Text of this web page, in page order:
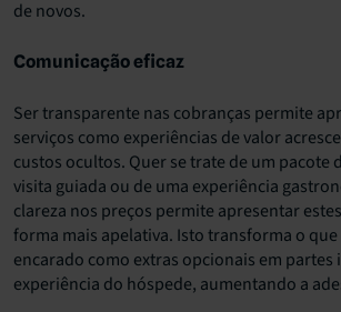
de novos.
Comunicação eficaz
Ser transparente nas cobranças permite
serviços como experiências de valor
custos ocultos. Quer se trate de um pacote
visita guiada ou de uma experiência
clareza nos preços permite apresentar
forma mais apelativa. Isto transforma o
encarado como extras opcionais em partes
experiência do hóspede, aumentando a